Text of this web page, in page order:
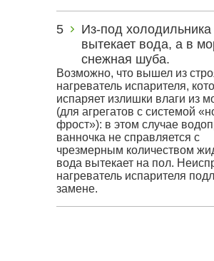
Из-под холодильника
вытекает вода, а в
снежная шуба.
Возможно, что вышел из
нагреватель испарителя,
испаряет излишки влаги из
(для агрегатов с системой
фрост»): в этом случае
ванночка не справляется с
чрезмерным количеством
вода вытекает на пол.
нагреватель испарителя
замене.